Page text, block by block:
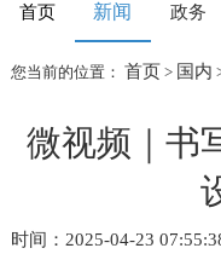
首页 新闻 政务
您当前的位置： 首页 > 国内
微视频｜书
时间：2025-04-23